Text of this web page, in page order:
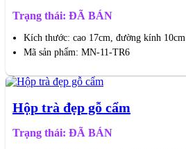
Trạng thái: ĐÃ BÁN
Kích thước: cao 17cm, đường kính 10cm
Mã sản phẩm: MN-11-TR6
Hộp trà đẹp gỗ cẩm
Trạng thái: ĐÃ BÁN